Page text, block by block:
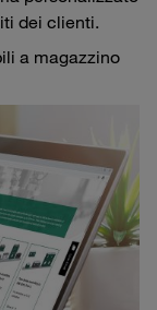
dei clienti.
a magazzino